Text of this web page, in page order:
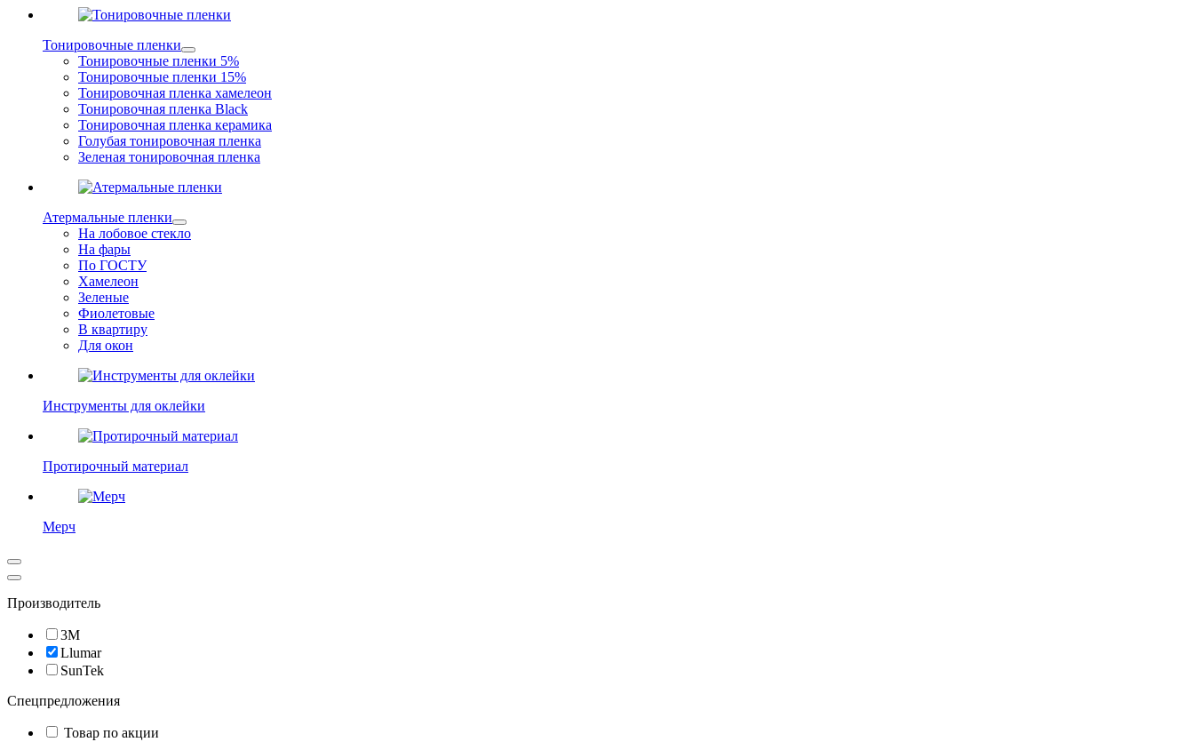
Тонировочные пленки
Тонировочные пленки 5%
Тонировочные пленки 15%
Тонировочная пленка хамелеон
Тонировочная пленка Black
Тонировочная пленка керамика
Голубая тонировочная пленка
Зеленая тонировочная пленка
Атермальные пленки
На лобовое стекло
На фары
По ГОСТУ
Хамелеон
Зеленые
Фиолетовые
В квартиру
Для окон
Инструменты для оклейки
Протирочный материал
Мерч
Производитель
3M
Llumar
SunTek
Спецпредложения
Товар по акции